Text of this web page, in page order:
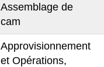
Assemblage de
cam
Approvisionnement
et Opérations,